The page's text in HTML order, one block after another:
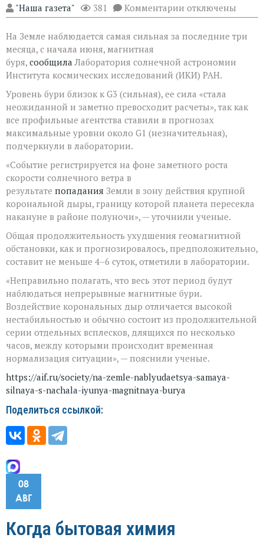
"Наша газета" 381 Комментарии к
записи
Земле
сильная
с
июня
магнитная
буря
отключены
На Земле наблюдается самая сильная за последние три
месяца, с начала июня, магнитная
буря, сообщила Лаборатория солнечной астрономии
Института космических исследований (ИКИ) РАН.
Уровень бури близок к G3 (сильная), ее сила «стала
неожиданной и заметно превосходит расчеты», так как
все профильные агентства ставили в прогнозах
максимальные уровни около G1 (незначительная),
подчеркнули в лаборатории.
«Событие регистрируется на фоне заметного роста
скорости солнечного ветра в
результате попадания Земли в зону действия крупной
корональной дыры, границу которой планета пересекла
накануне в районе полуночи», — уточнили ученые.
Общая продолжительность ухудшения геомагнитной
обстановки, как и прогнозировалось, предположительно,
составит не меньше 4–6 суток, отметили в лаборатории.
«Неправильно полагать, что весь этот период будут
наблюдаться непрерывные магнитные бури.
Воздействие корональных дыр отличается высокой
нестабильностью и обычно состоит из продолжительной
серии отдельных всплесков, длящихся по несколько
часов, между которыми происходит временная
нормализация ситуации», — пояснили ученые.
https://aif.ru/society/na-zemle-nablyudaetsya-samaya-
silnaya-s-nachala-iyunya-magnitnaya-burya
Поделиться ссылкой:
08
АВГ
Когда бытовая химия